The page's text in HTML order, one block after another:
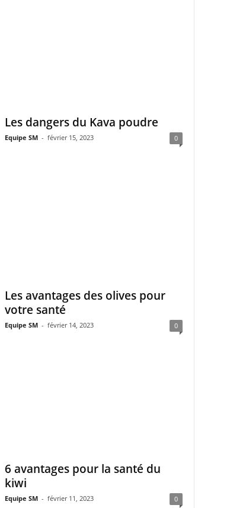
Les dangers du Kava poudre
Equipe SM - février 15, 2023 0
Les avantages des olives pour
votre santé
Equipe SM - février 14, 2023 0
6 avantages pour la santé du
kiwi
Equipe SM - février 11, 2023 0